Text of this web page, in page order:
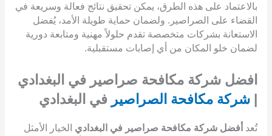
بالاعتماد على هذه الطرق، يمكن تحقيق نتائج فعالة وسريعة في
القضاء على الصراصير. ولضمان حماية طويلة الأمد، يُفضل
الاستعانة بشركات متخصصة تقدم حلولاً مهنية ومتابعة دورية
لضمان خلو المكان من أي إصابات مستقبلية.
افضل شركة مكافحة صراصير في البغدادي
| شركة مكافحة الصراصير في البغدادي
تُعد أفضل شركة مكافحة صراصير في البغدادي الخيار الأمثل